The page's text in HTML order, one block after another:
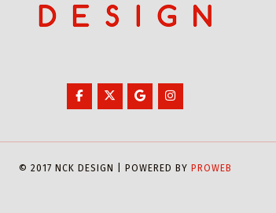
© 2017 NCK DESIGN | POWERED BY PROWEB